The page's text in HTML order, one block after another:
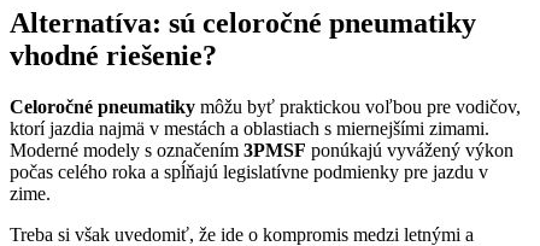
Alternatíva: sú celoročné pneumatiky
vhodné riešenie?
Celoročné pneumatiky môžu byť praktickou voľbou pre vodičov,
ktorí jazdia najmä v mestách a oblastiach s miernejšími zimami.
Moderné modely s označením 3PMSF ponúkajú vyvážený výkon
počas celého roka a spĺňajú legislatívne podmienky pre jazdu v
zime.
Treba si však uvedomiť, že ide o kompromis medzi letnými a